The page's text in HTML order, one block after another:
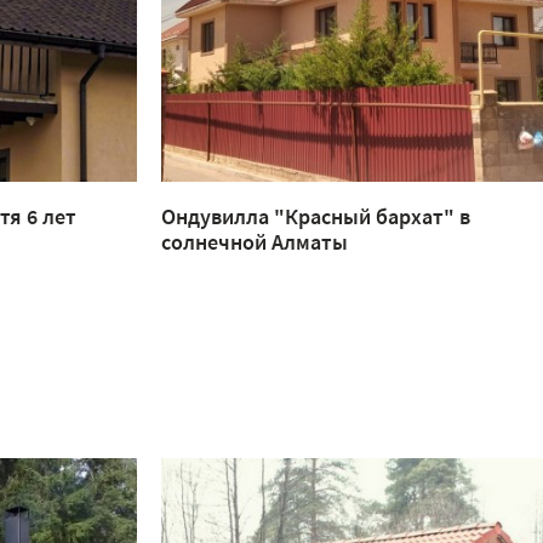
6 лет
Ондувилла "Красный бархат" в
солнечной Алматы